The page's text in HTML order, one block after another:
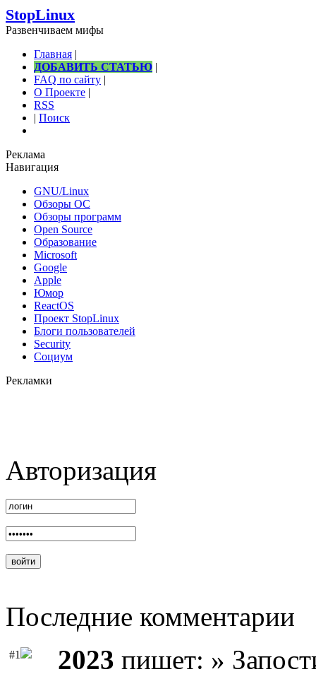
StopLinux
Развенчиваем мифы
Главная |
ДОБАВИТЬ СТАТЬЮ |
FAQ по сайту |
О Проекте |
RSS
| Поиск
Реклама
Навигация
GNU/Linux
Обзоры ОС
Обзоры программ
Open Source
Образование
Microsoft
Google
Apple
Юмор
ReactOS
Проект StopLinux
Блоги пользователей
Security
Социум
Рекламки
Авторизация
Последние комментарии
#1 2023 пишет: »